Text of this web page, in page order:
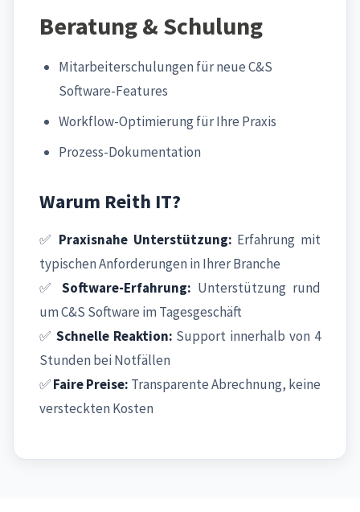
Beratung & Schulung
Mitarbeiterschulungen für neue C&S
Software-Features
Workflow-Optimierung für Ihre Praxis
Prozess-Dokumentation
Warum Reith IT?
✅ Praxisnahe Unterstützung: Erfahrung mit
typischen Anforderungen in Ihrer Branche
✅ Software-Erfahrung: Unterstützung rund
um C&S Software im Tagesgeschäft
✅ Schnelle Reaktion: Support innerhalb von 4
Stunden bei Notfällen
✅Faire Preise: Transparente Abrechnung, keine
versteckten Kosten